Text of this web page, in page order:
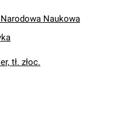
Naukowa
tł. złoc.